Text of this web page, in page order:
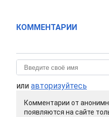
КОММЕНТАРИИ
или авторизуйтесь
Комментарии от
появляются на сайте